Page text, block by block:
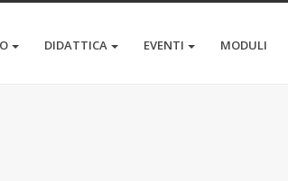
DIDATTICA EVENTI MODULI